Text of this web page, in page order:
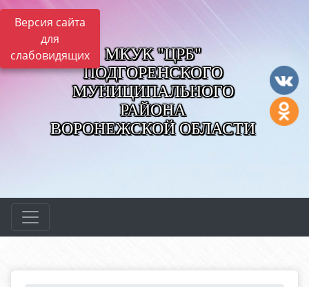
Версия сайта
для
слабовидящих
МКУК "ЦРБ"
ПОДГОРЕНСКОГО
МУНИЦИПАЛЬНОГО
РАЙОНА
ВОРОНЕЖСКОЙ ОБЛАСТИ